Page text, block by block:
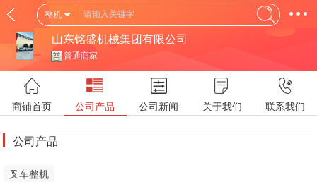
整机
山东铭盛机械集团有限公司
普通商家
商铺首页 公司产品 公司新闻 关于我们 联系我们
公司产品
叉车整机